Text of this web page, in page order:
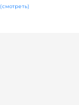
(смотреть)